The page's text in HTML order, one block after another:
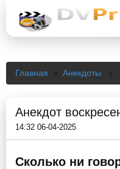
Главная » Анекдоты »
Анекдот
14:32 06-04-2025
Сколько ни